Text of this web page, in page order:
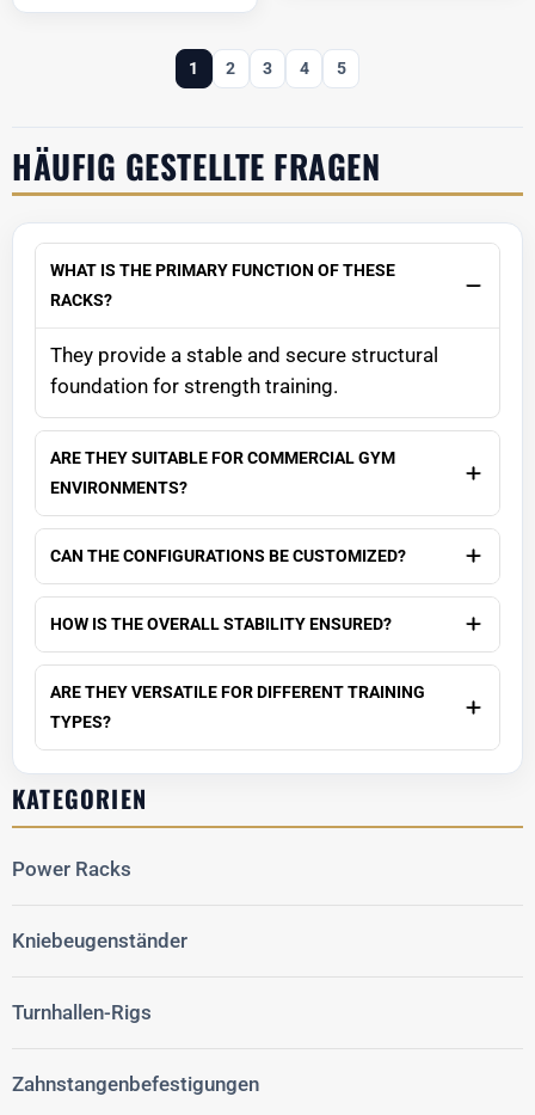
1 2 3 4 5
HÄUFIG GESTELLTE FRAGEN
WHAT IS THE PRIMARY FUNCTION OF THESE
RACKS?
They provide a stable and secure structural
foundation for strength training.
ARE THEY SUITABLE FOR COMMERCIAL GYM
ENVIRONMENTS?
CAN THE CONFIGURATIONS BE CUSTOMIZED?
HOW IS THE OVERALL STABILITY ENSURED?
ARE THEY VERSATILE FOR DIFFERENT TRAINING
TYPES?
KATEGORIEN
Power Racks
Kniebeugenständer
Turnhallen-Rigs
Zahnstangenbefestigungen